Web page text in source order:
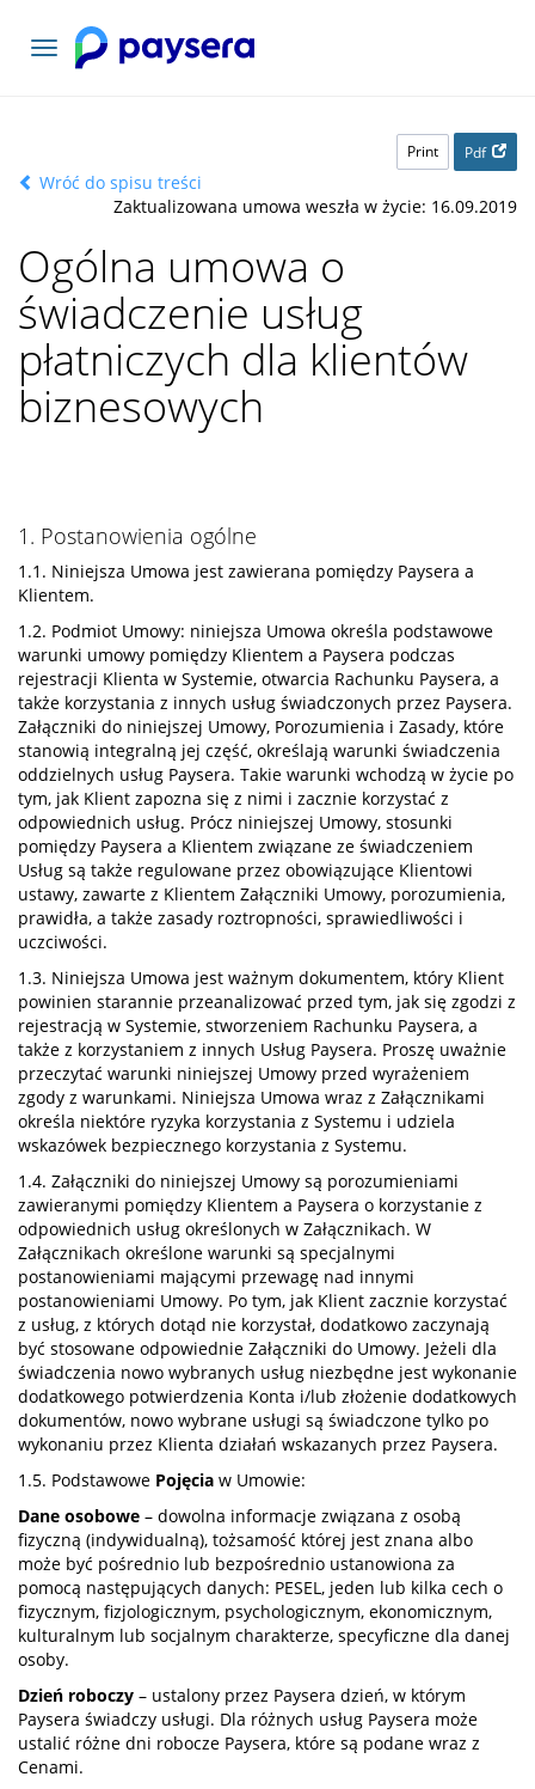
Toggle
navigation
Print Pdf
Wróć do spisu treści
Zaktualizowana umowa weszła w życie: 16.09.2019
Ogólna umowa o
świadczenie usług
płatniczych dla klientów
biznesowych
1. Postanowienia ogólne
1.1. Niniejsza Umowa jest zawierana pomiędzy Paysera a
Klientem.
1.2. Podmiot Umowy: niniejsza Umowa określa podstawowe
warunki umowy pomiędzy Klientem a Paysera podczas
rejestracji Klienta w Systemie, otwarcia Rachunku Paysera, a
także korzystania z innych usług świadczonych przez Paysera.
Załączniki do niniejszej Umowy, Porozumienia i Zasady, które
stanowią integralną jej część, określają warunki świadczenia
oddzielnych usług Paysera. Takie warunki wchodzą w życie po
tym, jak Klient zapozna się z nimi i zacznie korzystać z
odpowiednich usług. Prócz niniejszej Umowy, stosunki
pomiędzy Paysera a Klientem związane ze świadczeniem
Usług są także regulowane przez obowiązujące Klientowi
ustawy, zawarte z Klientem Załączniki Umowy, porozumienia,
prawidła, a także zasady roztropności, sprawiedliwości i
uczciwości.
1.3. Niniejsza Umowa jest ważnym dokumentem, który Klient
powinien starannie przeanalizować przed tym, jak się zgodzi z
rejestracją w Systemie, stworzeniem Rachunku Paysera, a
także z korzystaniem z innych Usług Paysera. Proszę uważnie
przeczytać warunki niniejszej Umowy przed wyrażeniem
zgody z warunkami. Niniejsza Umowa wraz z Załącznikami
określa niektóre ryzyka korzystania z Systemu i udziela
wskazówek bezpiecznego korzystania z Systemu.
1.4. Załączniki do niniejszej Umowy są porozumieniami
zawieranymi pomiędzy Klientem a Paysera o korzystanie z
odpowiednich usług określonych w Załącznikach. W
Załącznikach określone warunki są specjalnymi
postanowieniami mającymi przewagę nad innymi
postanowieniami Umowy. Po tym, jak Klient zacznie korzystać
z usług, z których dotąd nie korzystał, dodatkowo zaczynają
być stosowane odpowiednie Załączniki do Umowy. Jeżeli dla
świadczenia nowo wybranych usług niezbędne jest wykonanie
dodatkowego potwierdzenia Konta i/lub złożenie dodatkowych
dokumentów, nowo wybrane usługi są świadczone tylko po
wykonaniu przez Klienta działań wskazanych przez Paysera.
1.5. Podstawowe Pojęcia w Umowie:
Dane osobowe – dowolna informacje związana z osobą
fizyczną (indywidualną), tożsamość której jest znana albo
może być pośrednio lub bezpośrednio ustanowiona za
pomocą następujących danych: PESEL, jeden lub kilka cech o
fizycznym, fizjologicznym, psychologicznym, ekonomicznym,
kulturalnym lub socjalnym charakterze, specyficzne dla danej
osoby.
Dzień roboczy – ustalony przez Paysera dzień, w którym
Paysera świadczy usługi. Dla różnych usług Paysera może
ustalić różne dni robocze Paysera, które są podane wraz z
Cenami.